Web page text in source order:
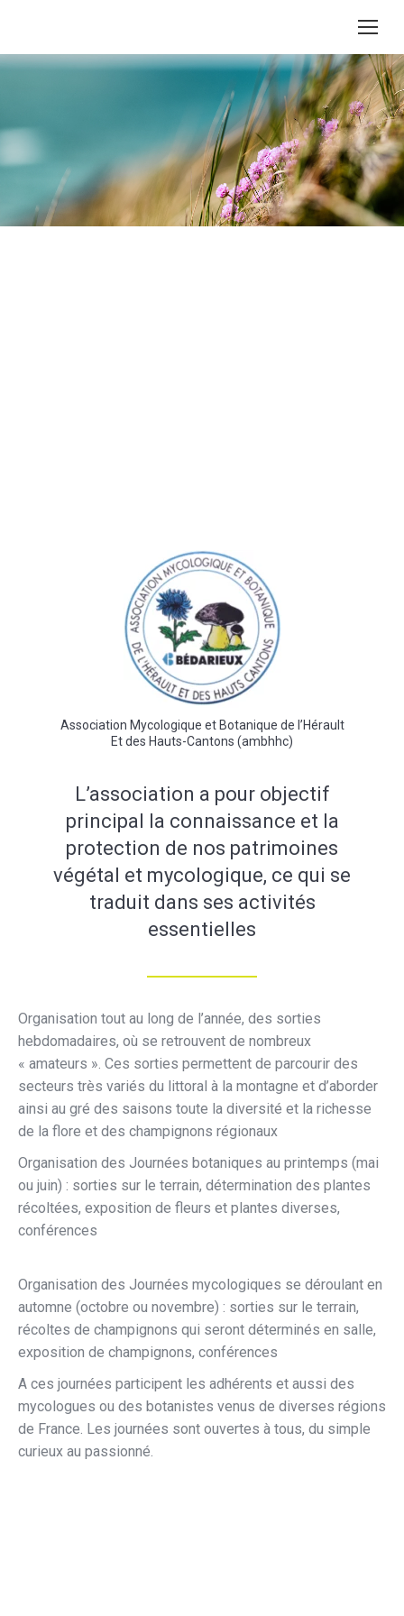
Association Mycologique et Botanique de l’Hérault
Et des Hauts-Cantons (ambhhc)
L’association a pour objectif
principal la connaissance et la
protection de nos patrimoines
végétal et mycologique, ce qui se
traduit dans ses activités
essentielles
Organisation tout au long de l’année, des sorties
hebdomadaires, où se retrouvent de nombreux
« amateurs ». Ces sorties permettent de parcourir des
secteurs très variés du littoral à la montagne et d’aborder
ainsi au gré des saisons toute la diversité et la richesse
de la flore et des champignons régionaux
Organisation des Journées botaniques au printemps (mai
ou juin) : sorties sur le terrain, détermination des plantes
récoltées, exposition de fleurs et plantes diverses,
conférences
Organisation des Journées mycologiques se déroulant en
automne (octobre ou novembre) : sorties sur le terrain,
récoltes de champignons qui seront déterminés en salle,
exposition de champignons, conférences
A ces journées participent les adhérents et aussi des
mycologues ou des botanistes venus de diverses régions
de France. Les journées sont ouvertes à tous, du simple
curieux au passionné.